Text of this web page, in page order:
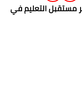
مستقبل التعليم في